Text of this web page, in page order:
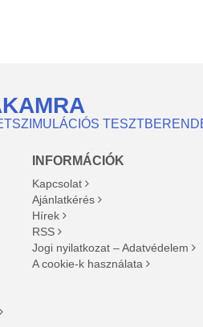
INFORMÁCIÓK
Kapcsolat
Ajánlatkérés
Hírek
RSS
Jogi nyilatkozat – Adatvédelem
A cookie-k használata